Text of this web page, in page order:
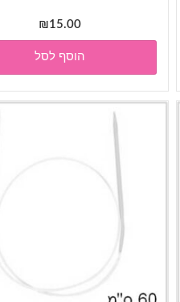
₪15.00
הוסף לסל